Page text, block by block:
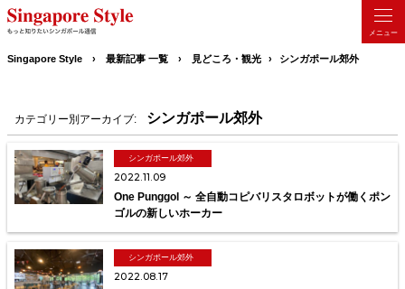
シンガポール軍
シンガポールのホテル
オンラインコピティアム イスラム教
Singapore Style 最新記事 一覧 見どころ・観光 シンガポール郊外
カテゴリー別アーカイブ: シンガポール郊外
シンガポール郊外
2022.11.09
One Punggol ～ 全自動コピバリスタロボットが働くポン
ゴルの新しいホーカー
シンガポール郊外
2022.08.17